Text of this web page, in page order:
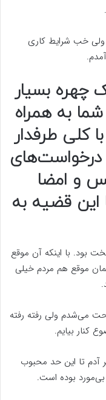
خب شرایط کاری
چهره بسیار
به همراه
کلی طرفدار
و امضا
این قضیه به
بود. با اینکه آن موقع
موقع هم مردم خیلی
می‌شدم ولی رفته رفته
کنار بیایم.
تا این حد محبوب
بوده است.